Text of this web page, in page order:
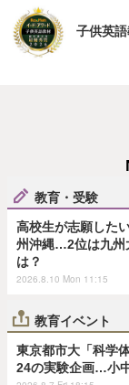
子供英
教育・受験
高校生が志願した
州沖縄…2位は九州
は？
2026.8.10 Mon 11:15
教育イベント
東京都市大「科学
24の実験企画…小